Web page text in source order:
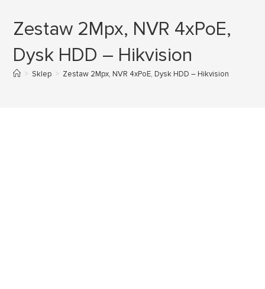
Zestaw 2Mpx, NVR 4xPoE,
Dysk HDD – Hikvision
> Sklep > Zestaw 2Mpx, NVR 4xPoE, Dysk HDD – Hikvision